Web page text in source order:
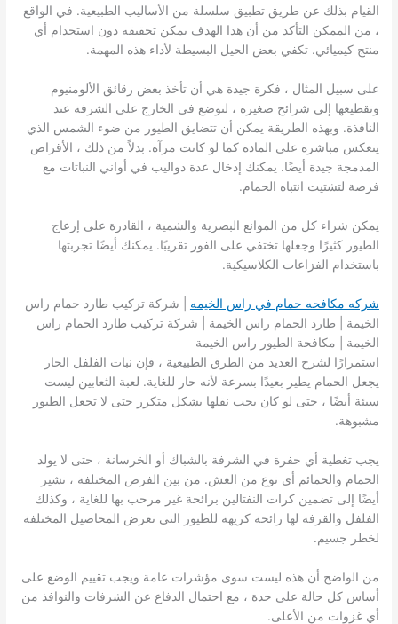
القيام بذلك عن طريق تطبيق سلسلة من الأساليب الطبيعية. في الواقع
، من الممكن التأكد من أن هذا الهدف يمكن تحقيقه دون استخدام أي
منتج كيميائي. تكفي بعض الحيل البسيطة لأداء هذه المهمة.
على سبيل المثال ، فكرة جيدة هي أن تأخذ بعض رقائق الألومنيوم
وتقطيعها إلى شرائح صغيرة ، لتوضع في الخارج على الشرفة عند
النافذة. وبهذه الطريقة يمكن أن تتضايق الطيور من ضوء الشمس الذي
ينعكس مباشرة على المادة كما لو كانت مرآة. بدلاً من ذلك ، الأقراص
المدمجة جيدة أيضًا. يمكنك إدخال عدة دواليب في أواني النباتات مع
فرصة لتشتيت انتباه الحمام.
يمكن شراء كل من الموانع البصرية والشمية ، القادرة على إزعاج
الطيور كثيرًا وجعلها تختفي على الفور تقريبًا. يمكنك أيضًا تجربتها
باستخدام الفزاعات الكلاسيكية.
شركه مكافحه حمام في راس الخيمه | شركة تركيب طارد حمام راس
الخيمة | طارد الحمام راس الخيمة | شركة تركيب طارد الحمام راس
الخيمة | مكافحة الطيور راس الخيمة
استمرارًا لشرح العديد من الطرق الطبيعية ، فإن نبات الفلفل الحار
يجعل الحمام يطير بعيدًا بسرعة لأنه حار للغاية. لعبة الثعابين ليست
سيئة أيضًا ، حتى لو كان يجب نقلها بشكل متكرر حتى لا تجعل الطيور
مشبوهة.
يجب تغطية أي حفرة في الشرفة بالشباك أو الخرسانة ، حتى لا يولد
الحمام والحمائم أي نوع من العش. من بين الفرص المختلفة ، نشير
أيضًا إلى تضمين كرات النفتالين برائحة غير مرحب بها للغاية ، وكذلك
الفلفل والقرفة لها رائحة كريهة للطيور التي تعرض المحاصيل المختلفة
لخطر جسيم.
من الواضح أن هذه ليست سوى مؤشرات عامة ويجب تقييم الوضع على
أساس كل حالة على حدة ، مع احتمال الدفاع عن الشرفات والنوافذ من
أي غزوات من الأعلى.